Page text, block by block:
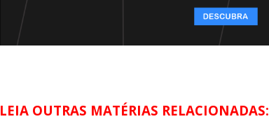
LEIA OUTRAS MATÉRIAS RELACIONADAS: